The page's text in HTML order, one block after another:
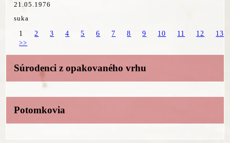
21.05.1976
suka
1
2 3 4 5 6 7 8 9 10 11 12
13
>>
Súrodenci z opakovaného vrhu
Potomkovia